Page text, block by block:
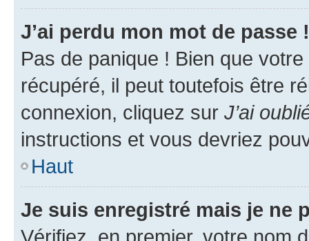
J’ai perdu mon mot de passe !
Pas de panique ! Bien que
récupéré, il peut toutefois être
connexion, cliquez sur J’ai
instructions et vous devriez
Haut
Je suis enregistré mais je ne
Vérifiez, en premier, votre nom